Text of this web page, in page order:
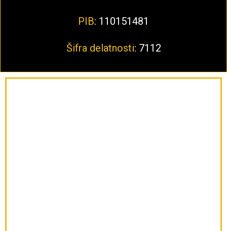
PIB: 110151481
Šifra delatnosti: 7112